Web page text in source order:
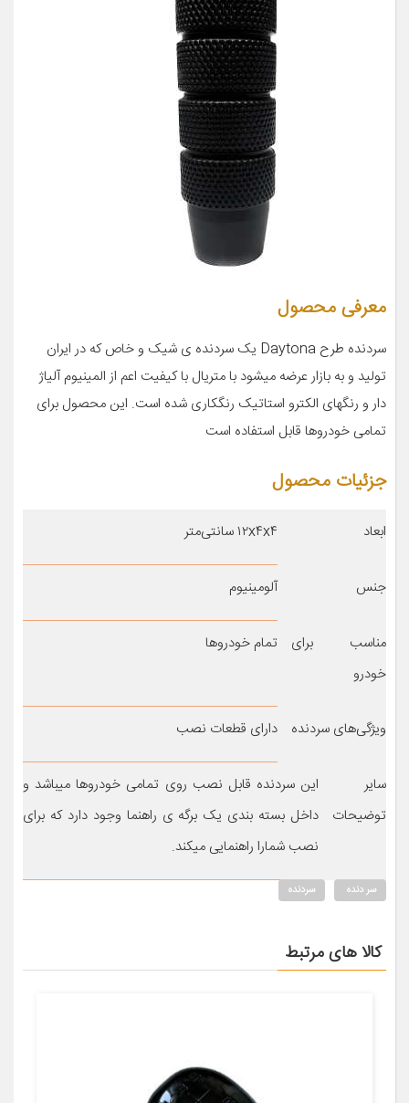
معرفی محصول
سردنده طرح Daytona یک سردنده ی شیک و خاص که در ایران
تولید و به بازار عرضه میشود با متریال با کیفیت اعم از المینیوم آلیاژ
دار و رنگهای الکترو استاتیک رنگکاری شده است. این محصول برای
تمامی خودروها قابل استفاده است
جزئیات محصول
ابعاد ۱۲x۴x۴ سانتی‌متر
جنس آلومینیوم
مناسب برای
خودرو
تمام خودروها
ویژگی‌های سردنده دارای قطعات نصب
سایر
توضیحات
این سردنده قابل نصب روی تمامی خودروها میباشد و
داخل بسته بندی یک برگه ی راهنما وجود دارد که برای
نصب شمارا راهنمایی میکند.
سر دنده سردنده
کالا های مرتبط